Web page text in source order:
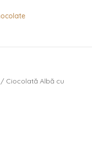
Ciocolată Albă cu